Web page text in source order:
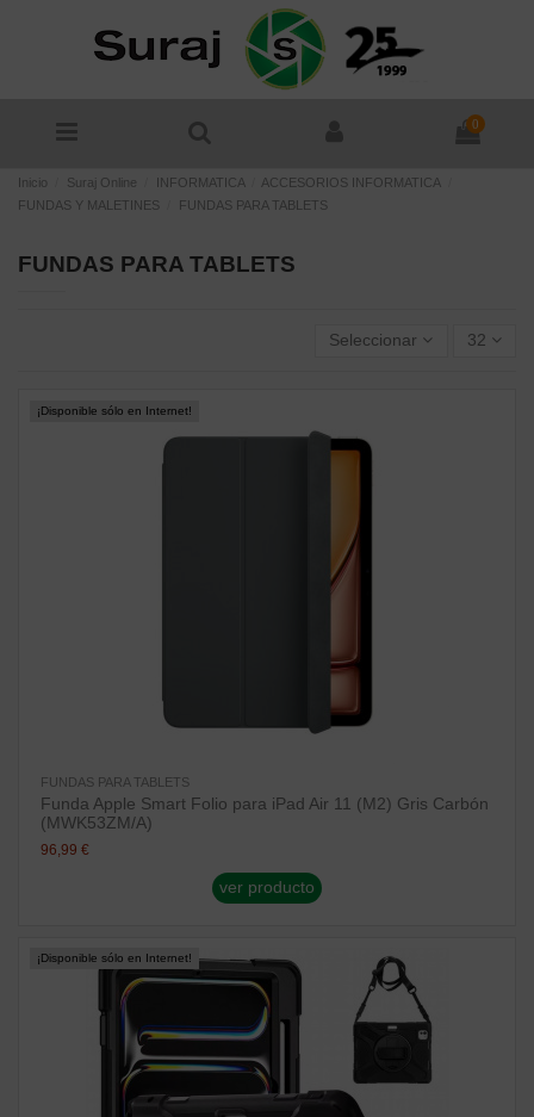
0
Inicio Suraj Online INFORMATICA
ACCESORIOS INFORMATICA
FUNDAS Y MALETINES
FUNDAS PARA TABLETS
FUNDAS PARA TABLETS
Seleccionar 32
¡Disponible sólo en Internet!
FUNDAS PARA TABLETS
Funda Apple Smart Folio para iPad Air 11 (M2) Gris Carbón
(MWK53ZM/A)
96,99 €
ver producto
¡Disponible sólo en Internet!